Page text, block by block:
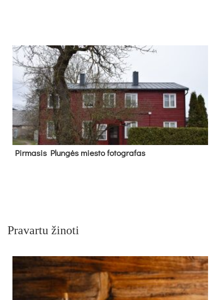
Pir­ma­sis Plun­gės mies­to fo­tog­ra­fas
Pravartu žinoti